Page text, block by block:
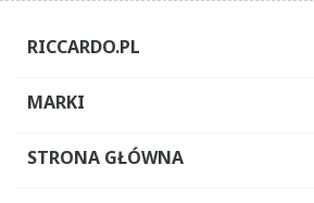
RICCARDO.PL
MARKI
STRONA GŁÓWNA